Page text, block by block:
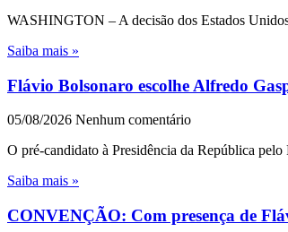
WASHINGTON – A decisão dos Estados
Saiba mais »
Flávio Bolsonaro escolhe Alfredo
05/08/2026 Nenhum comentário
O pré-candidato à Presidência da República
Saiba mais »
CONVENÇÃO: Com presença de